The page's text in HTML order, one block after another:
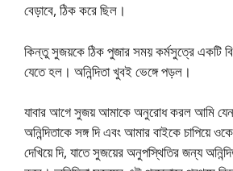
বেড়াবে, ঠিক করে ছিল।
কিন্তু সুজয়কে ঠিক পুজার সময় কর্মসুত্রে একটি
যেতে হল। অনিন্দিতা খুবই ভেঙ্গে পড়ল।
যাবার আগে সুজয় আমাকে অনুরোধ করল আমি
অনিন্দিতাকে সঙ্গ দি এবং আমার বাইকে চাপিয়ে
দেখিয়ে দি, যাতে সুজয়ের অনুপস্থিতির জন্য